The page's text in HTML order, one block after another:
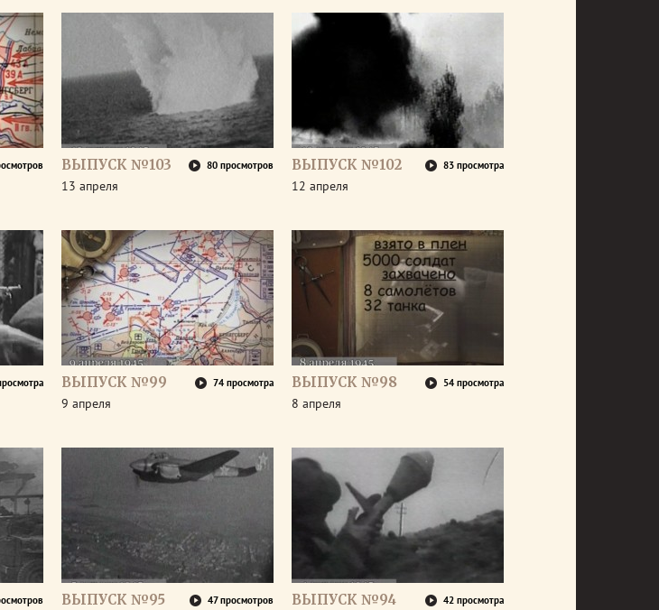
ВЫПУСК №103 80 просмотров
13 апреля
ВЫПУСК №102 83 просмотра
12 апреля
ВЫПУСК №99 74 просмотра
9 апреля
ВЫПУСК №98 54 просмотра
8 апреля
ВЫПУСК №95 47 просмотров ВЫПУСК №94 42 просмотра